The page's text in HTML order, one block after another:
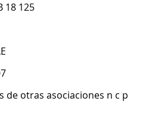
18 125
de otras asociaciones n c p